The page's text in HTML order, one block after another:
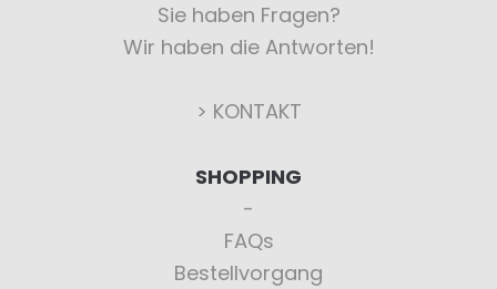
Sie haben Fragen?
Wir haben die Antworten!
> KONTAKT
SHOPPING
FAQs
Bestellvorgang